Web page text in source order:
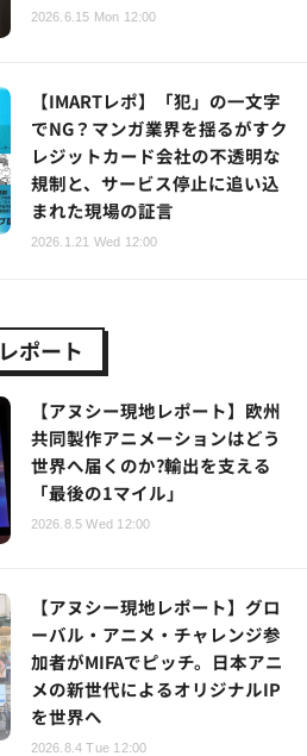
2026.6.15 Mon 12:00
【IMARTレポ】「犯」の一文字
でNG？マンガ業界を揺るがすク
レジットカード会社の不透明な
規制と、サービス停止に追い込
まれた現場の証言
2026.1.21 Wed 12:00
レポート
【アヌシー現地レポート】欧州
共同製作アニメーションはどう
世界へ届くのか?輸出を支える
「最後の1マイル」
2026.8.5 Wed 12:00
【アヌシー現地レポート】グロ
ーバル・アニメ・チャレンジ参
加者がMIFAでピッチ。日本アニ
メの新世代によるオリジナルIP
を世界へ
2026.8.4 Tue 12:00